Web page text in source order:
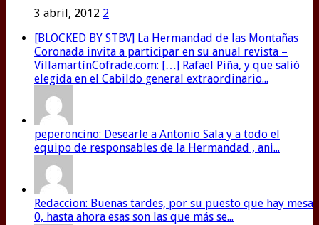
3 abril, 2012 2
[BLOCKED BY STBV] La Hermandad de las Montañas
Coronada invita a participar en su anual revista –
VillamartínCofrade.com: […] Rafael Piña, y que salió
elegida en el Cabildo general extraordinario...
peperoncino: Desearle a Antonio Sala y a todo el
equipo de responsables de la Hermandad , ani...
Redaccion: Buenas tardes, por su puesto que hay mesa
0, hasta ahora esas son las que más se...